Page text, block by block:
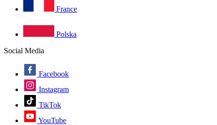
France
Polska
Social Media
Facebook
Instagram
TikTok
YouTube